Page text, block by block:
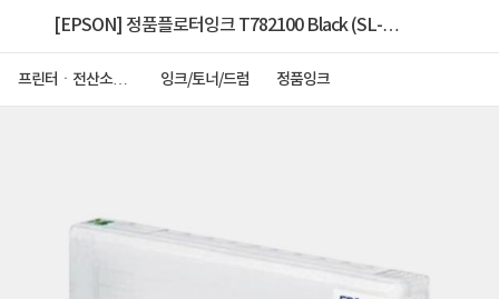
[EPSON] 정품플로터잉크 T782100 Black (SL-
프린터ㆍ전산소모
잉크/토너/드럼 정품잉크